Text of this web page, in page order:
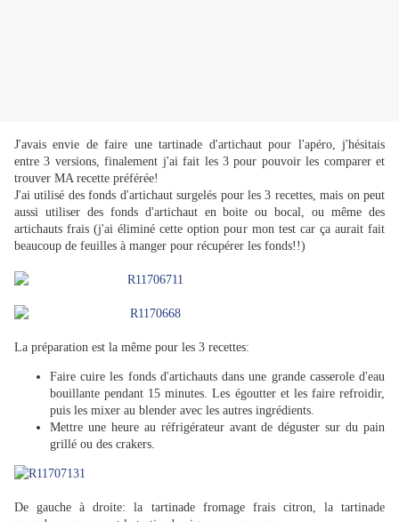
J'avais envie de faire une tartinade d'artichaut pour l'apéro, j'hésitais
entre 3 versions, finalement j'ai fait les 3 pour pouvoir les comparer et
trouver MA recette préférée!
J'ai utilisé des fonds d'artichaut surgelés pour les 3 recettes, mais on peut
aussi utiliser des fonds d'artichaut en boite ou bocal, ou même des
artichauts frais (j'ai éliminé cette option pour mon test car ça aurait fait
beaucoup de feuilles à manger pour récupérer les fonds!!)
La préparation est la même pour les 3 recettes:
Faire cuire les fonds d'artichauts dans une grande casserole d'eau
bouillante pendant 15 minutes. Les égoutter et les faire refroidir,
puis les mixer au blender avec les autres ingrédients.
Mettre une heure au réfrigérateur avant de déguster sur du pain
grillé ou des crakers.
De gauche à droite: la tartinade fromage frais citron, la tartinade